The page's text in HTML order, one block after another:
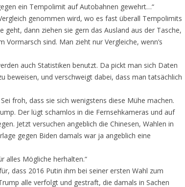
ein Tempolimit auf Autobahnen gewehrt…“
genommen wird, wo es fast überall Tempolimits
dann ziehen sie gern das Ausland aus der Tasche,
Vormarsch sind. Man zieht nur Vergleiche, wenn’s
auch Statistiken benutzt. Da pickt man sich Daten
beweisen, und verschweigt dabei, dass man tatsächlich
froh, dass sie sich wenigstens diese Mühe machen.
Der lügt schamlos in die Fernsehkameras und auf
Jetzt versuchen angeblich die Chinesen, Wahlen in
gegen Biden damals war ja angeblich eine
alles Mögliche herhalten.“
dass 2016 Putin ihm bei seiner ersten Wahl zum
alle verfolgt und gestraft, die damals in Sachen